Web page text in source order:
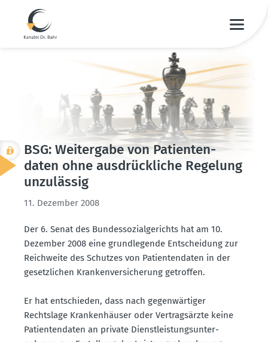
BSG: Weitergabe von Patien­ten­
daten ohne ausdrück­liche Regelung
unzulässig
11. Dezember 2008
Der 6. Senat des Bundes­so­zi­al­ge­richts hat am 10.
Dezember 2008 eine grund­le­gende Entscheidung zur
Reich­weite des Schutzes von Patien­ten­daten in der
gesetz­lichen Kranken­ver­si­cherung getroffen.
Er hat entschieden, dass nach gegen­wär­tiger
Rechtslage Kranken­häuser oder Vertrags­ärzte keine
Patien­ten­daten an private Dienst­leis­tungs­un­ter­